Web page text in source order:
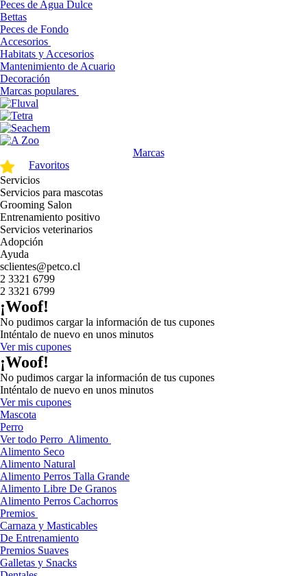
Peces de Agua Dulce
Bettas
Peces de Fondo
Accesorios
Habitats y Accesorios
Mantenimiento de Acuario
Decoración
Marcas populares
Marcas
Favoritos
Servicios
Servicios para mascotas
Grooming Salon
Entrenamiento positivo
Servicios veterinarios
Adopción
Ayuda
sclientes@petco.cl
2 3321 6799
2 3321 6799
¡Woof!
No pudimos cargar la información de tus cupones
Inténtalo de nuevo en unos minutos
Ver mis cupones
¡Woof!
No pudimos cargar la información de tus cupones
Inténtalo de nuevo en unos minutos
Ver mis cupones
Mascota
Perro
Ver todo Perro Alimento
Alimento Seco
Alimento Natural
Alimento Perros Talla Grande
Alimento Libre De Granos
Alimento Perros Cachorros
Premios
Carnaza y Masticables
De Entrenamiento
Premios Suaves
Galletas y Snacks